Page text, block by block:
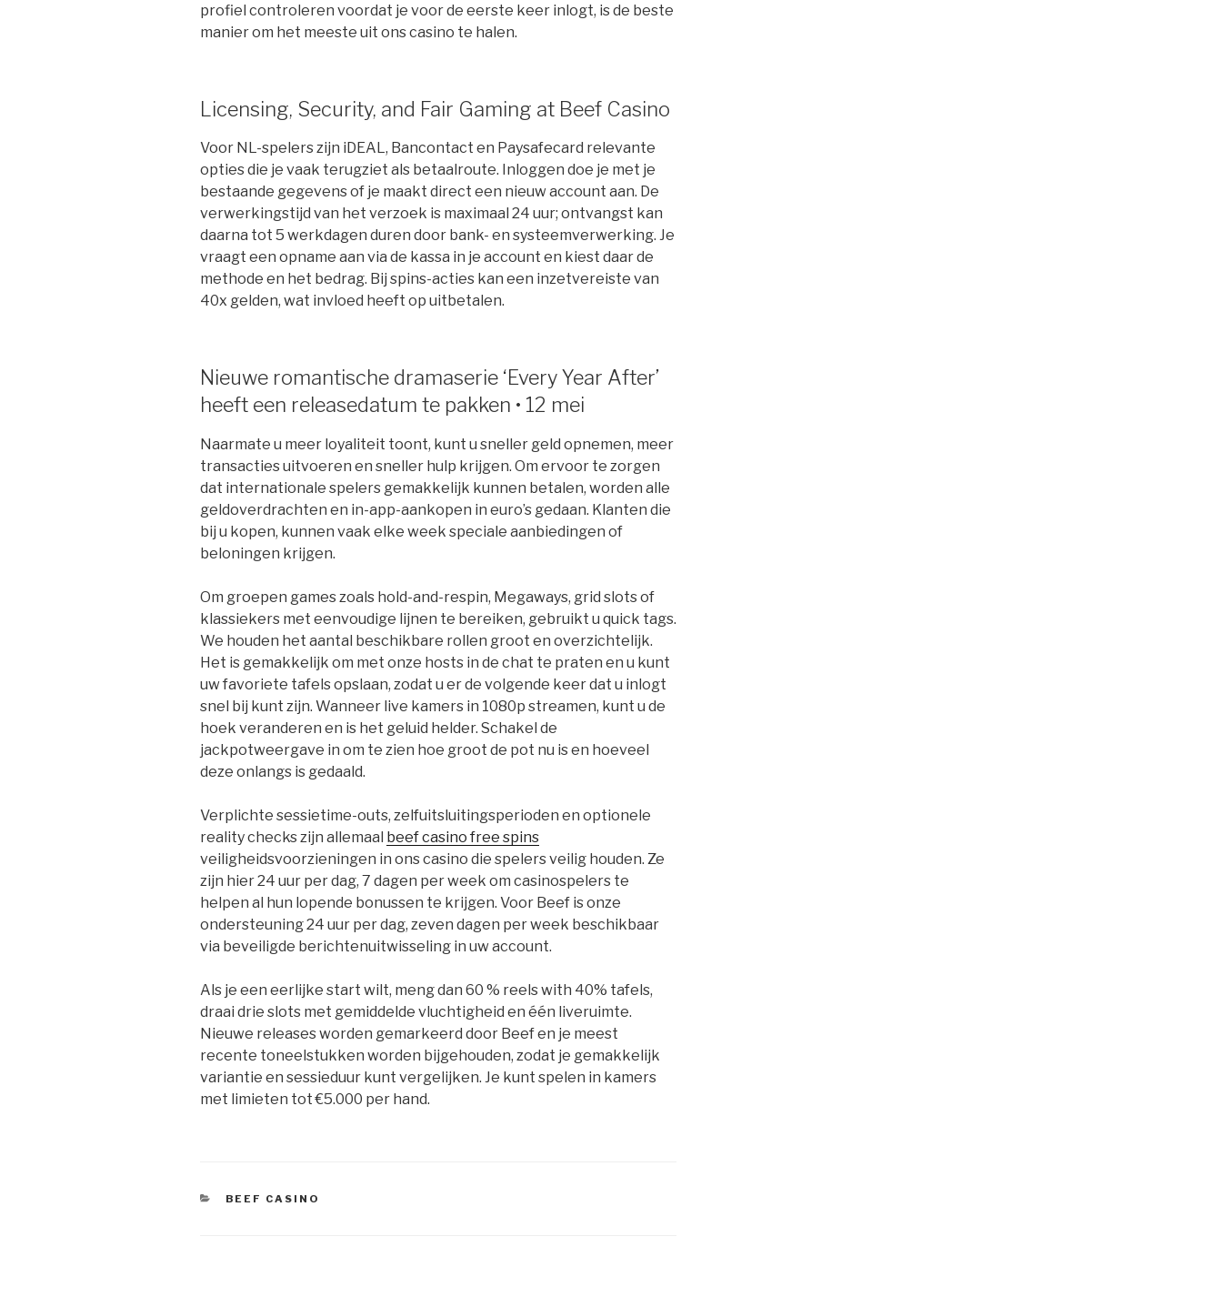
profiel controleren voordat je voor de eerste keer inlogt, is de beste
manier om het meeste uit ons casino te halen.
Licensing, Security, and Fair Gaming at Beef Casino
Voor NL-spelers zijn iDEAL, Bancontact en Paysafecard relevante
opties die je vaak terugziet als betaalroute. Inloggen doe je met je
bestaande gegevens of je maakt direct een nieuw account aan. De
verwerkingstijd van het verzoek is maximaal 24 uur; ontvangst kan
daarna tot 5 werkdagen duren door bank- en systeemverwerking. Je
vraagt een opname aan via de kassa in je account en kiest daar de
methode en het bedrag. Bij spins-acties kan een inzetvereiste van
40x gelden, wat invloed heeft op uitbetalen.
Nieuwe romantische dramaserie ‘Every Year After’
heeft een releasedatum te pakken • 12 mei
Naarmate u meer loyaliteit toont, kunt u sneller geld opnemen, meer
transacties uitvoeren en sneller hulp krijgen. Om ervoor te zorgen
dat internationale spelers gemakkelijk kunnen betalen, worden alle
geldoverdrachten en in-app-aankopen in euro’s gedaan. Klanten die
bij u kopen, kunnen vaak elke week speciale aanbiedingen of
beloningen krijgen.
Om groepen games zoals hold-and-respin, Megaways, grid slots of
klassiekers met eenvoudige lijnen te bereiken, gebruikt u quick tags.
We houden het aantal beschikbare rollen groot en overzichtelijk.
Het is gemakkelijk om met onze hosts in de chat te praten en u kunt
uw favoriete tafels opslaan, zodat u er de volgende keer dat u inlogt
snel bij kunt zijn. Wanneer live kamers in 1080p streamen, kunt u de
hoek veranderen en is het geluid helder. Schakel de
jackpotweergave in om te zien hoe groot de pot nu is en hoeveel
deze onlangs is gedaald.
Verplichte sessietime-outs, zelfuitsluitingsperioden en optionele
reality checks zijn allemaal beef casino free spins
veiligheidsvoorzieningen in ons casino die spelers veilig houden. Ze
zijn hier 24 uur per dag, 7 dagen per week om casinospelers te
helpen al hun lopende bonussen te krijgen. Voor Beef is onze
ondersteuning 24 uur per dag, zeven dagen per week beschikbaar
via beveiligde berichtenuitwisseling in uw account.
Als je een eerlijke start wilt, meng dan 60 % reels with 40% tafels,
draai drie slots met gemiddelde vluchtigheid en één liveruimte.
Nieuwe releases worden gemarkeerd door Beef en je meest
recente toneelstukken worden bijgehouden, zodat je gemakkelijk
variantie en sessieduur kunt vergelijken. Je kunt spelen in kamers
met limieten tot €5.000 per hand.
BEEF CASINO